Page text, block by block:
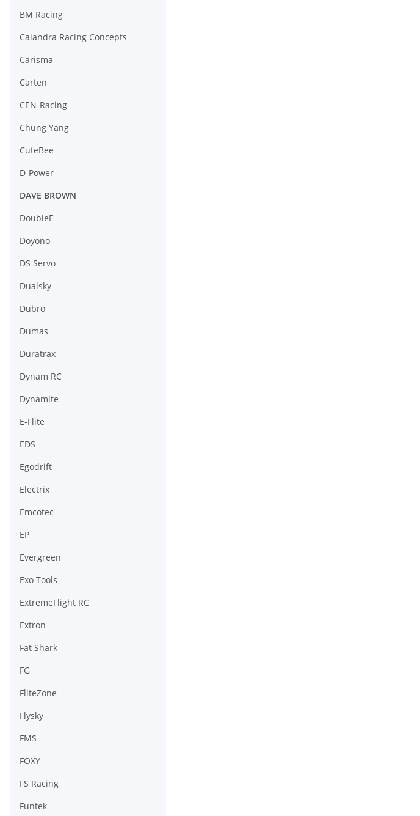
BM Racing
Calandra Racing Concepts
Carisma
Carten
CEN-Racing
Chung Yang
CuteBee
D-Power
DAVE BROWN
DoubleE
Doyono
DS Servo
Dualsky
Dubro
Dumas
Duratrax
Dynam RC
Dynamite
E-Flite
EDS
Egodrift
Electrix
Emcotec
EP
Evergreen
Exo Tools
ExtremeFlight RC
Extron
Fat Shark
FG
FliteZone
Flysky
FMS
FOXY
FS Racing
Funtek